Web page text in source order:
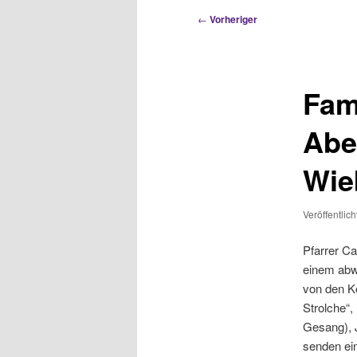
Beitragsnavigation
← Vorheriger
Pfarrer
einem
von den
Gesang),
senden